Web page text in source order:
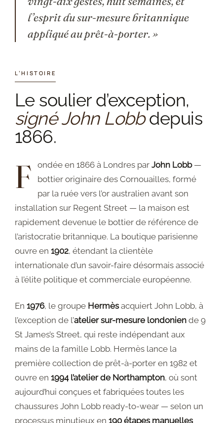
Zonkey Boot
Prise de rendez-vous en boutique
Privacy Policy
Refund and Returns Policy
Services
Shop
Validation
Wishlist
l’esprit du sur-mesure britannique
appliqué au prêt-à-porter. »
L’HISTOIRE
Le soulier d’exception,
signé John Lobbdepuis
1866.
F ondée en 1866 à Londres par John Lobb—
bottier originaire des Cornouailles, formé
par la ruée vers l’or australien avant son
installation sur Regent Street — la maison est
rapidement devenue le bottier de référence de
l’aristocratie britannique. La boutique parisienne
ouvre en 1902, étendant la clientèle
internationale d’un savoir-faire désormais associé
à l’élite politique et commerciale européenne.
En 1976, le groupe Hermèsacquiert John Lobb, à
l’exception de l’atelier sur-mesure londonien de 9
St James’s Street, qui reste indépendant aux
mains de la famille Lobb. Hermès lance la
première collection de prêt-à-porter en 1982 et
ouvre en 1994 l’atelier de Northampton, où sont
aujourd’hui conçues et fabriquées toutes les
chaussures John Lobb ready-to-wear — selon un
processus minutieux en 190 étapes manuelles